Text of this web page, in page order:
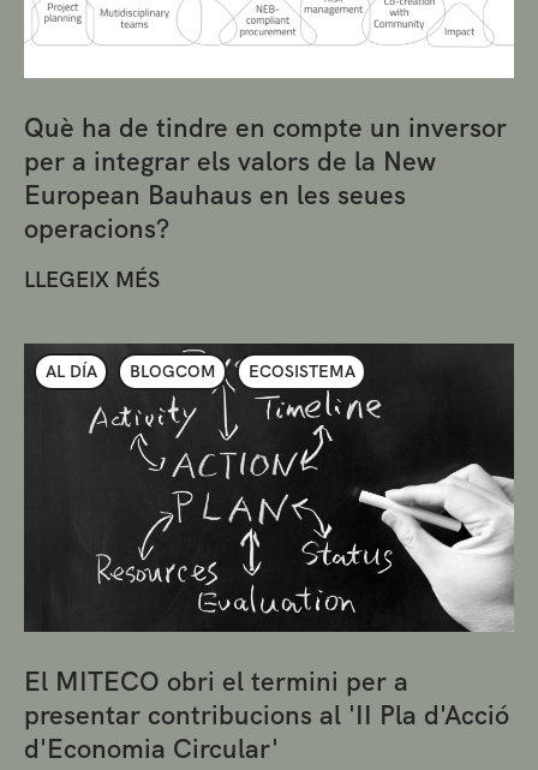
Què ha de tindre en compte un inversor
per a integrar els valors de la New
European Bauhaus en les seues
operacions?
LLEGEIX MÉS
AL DÍA BLOGCOM ECOSISTEMA
El MITECO obri el termini per a
presentar contribucions al 'II Pla d'Acció
d'Economia Circular'